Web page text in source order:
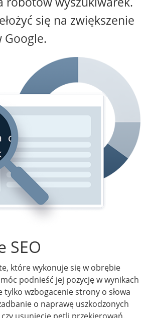
się na zwiększenie
Google.
SEO
które wykonuje się w obrębie
podnieść jej pozycję w wynikach
tylko wzbogacenie strony o słowa
o naprawę uszkodzonych
usunięcie pętli przekierowań.